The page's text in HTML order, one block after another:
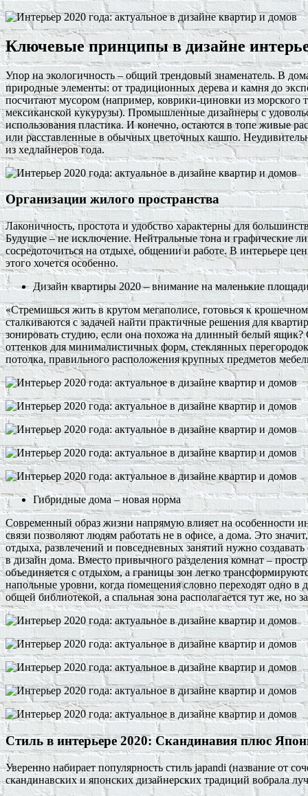
Ключевые принципы в дизайне
Упор на экологичность – общий трендовый знаменатель. В
природные элементы: от традиционных дерева и камня до
посчитают мусором (например, коврики-циновки из
мексиканской кукурузы). Промышленные дизайнеры с
использования пластика. И конечно, остаются в топе живые
или расставленные в обычных цветочных кашпо.
из хедлайнеров года.
Организации жилого пространства
Лаконичность, простота и удобство характерны для
Будущие – не исключение. Нейтральные тона и графические
сосредоточиться на отдыхе, общении и работе. В интерьере
этого хочется особенно.
Дизайн квартиры 2020 – внимание на маленькие
«Стремишься жить в крутом мегаполисе, готовься к
сталкиваются с задачей найти практичные решения для
зонировать студию, если она похожа на длинный белый
оттенков для минималистичных форм, стеклянных
потолка, правильного расположения крупных предметов
Гибридные дома – новая норма
Современный образ жизни напрямую влияет на особенности
связи позволяют людям работать не в офисе, а дома. Это
отдыха, развлечений и повседневных занятий нужно
в дизайн дома. Вместо привычного разделения комнат –
объединяется с отдыхом, а границы зон легко
напольные уровни, когда помещения словно переходят одно в
общей библиотекой, а спальная зона располагается тут же, но
Стиль в интерьере 2020: Скандинавия плюс
Уверенно набирает популярность стиль japandi (название от
скандинавских и японских дизайнерских традиций вобрала